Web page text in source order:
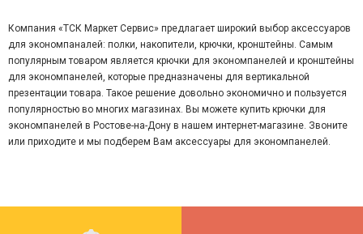
Компания «ТСК Маркет Сервис» предлагает широкий выбор аксессуаров
для экономпаналей: полки, накопители, крючки, кронштейны. Самым
популярным товаром является крючки для экономпанелей и кронштейны
для экономпанелей, которые предназначены для вертикальной
презентации товара. Такое решение довольно экономично и пользуется
популярностью во многих магазинах. Вы можете купить крючки для
экономпанелей в Ростове-на-Дону в нашем интернет-магазине. Звоните
или приходите и мы подберем Вам аксессуары для экономпанелей.